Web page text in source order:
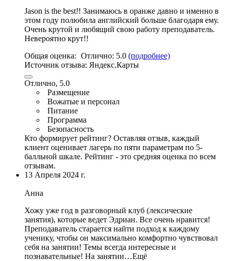
Jason is the best!! Занимаюсь в оранже давно и именно в
этом году полюбила английский больше благодаря ему.
Очень крутой и любящий свою работу преподаватель.
Невероятно крут!!
Общая оценка: Отлично: 5.0 (подробнее)
Источник отзыва: Яндекс.Карты
Отлично, 5.0
Размещение
Вожатые и персонал
Питание
Программа
Безопасность
Кто формирует рейтинг? Оставляя отзыв, каждый
клиент оценивает лагерь по пяти параметрам по 5-
балльной шкале. Рейтинг - это средняя оценка по всем
отзывам.
13 Апреля 2024 г.
Анна
Хожу уже год в разговорный клуб (лексические
занятия), которые ведет Эдриан. Все очень нравится!
Преподаватель старается найти подход к каждому
ученику, чтобы он максимально комфортно чувствовал
себя на занятии! Темы всегда интересные и
познавательные! На занятии…Ещё